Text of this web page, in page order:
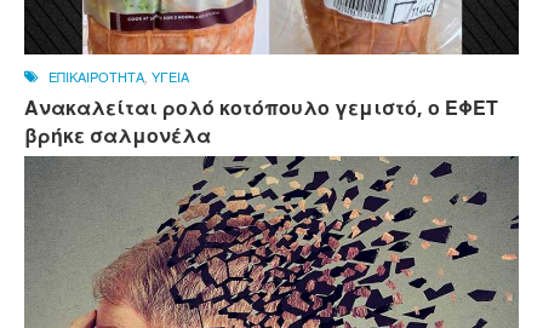
ΕΠΙΚΑΙΡΟΤΗΤΑ ΥΓΕΙΑ
Ανακαλείται ρολό κοτόπουλο γεμιστό, ο ΕΦΕΤ
βρήκε σαλμονέλα